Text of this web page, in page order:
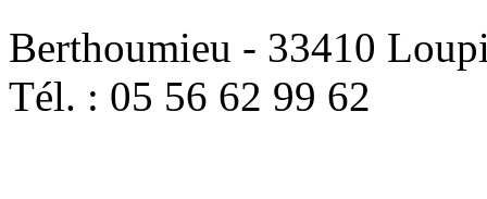
Berthoumieu - 33410
Tél. : 05 56 62 99 62